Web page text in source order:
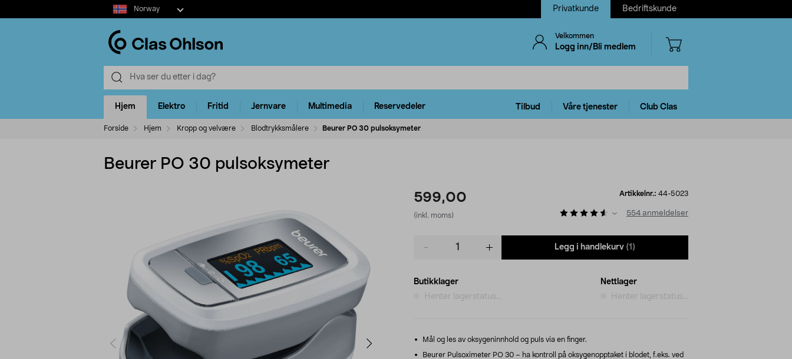
Select
market
Norway Privatkunde Bedriftskunde
Velkommen
Logg inn/Bli medlem
Hjem Elektro Fritid Jernvare Multimedia Reservedeler Tilbud Våre tjenester Club Clas
Forside Hjem Kropp og velvære Blodtrykksmålere Beurer PO 30 pulsoksymeter
Beurer PO 30 pulsoksymeter
599,00
(inkl. moms)
Artikkelnr.: 44-5023
554 anmeldelser
Legg i handlekurv (1)
Butikklager
Henter lagerstatus...
Nettlager
Henter lagerstatus...
Mål og les av oksygeninnhold og puls via en finger.
Beurer Pulsoximeter PO 30 – ha kontroll på oksygenopptaket i blodet, f.eks. ved